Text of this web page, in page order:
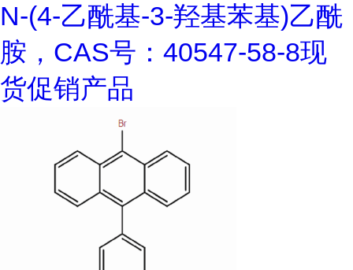
N-(4-乙酰基-3-羟基苯基)乙酰
胺，CAS号：40547-58-8现
货促销产品